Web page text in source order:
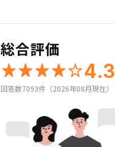
総合評価
4.3
回答数7093件（2026年08月現在）